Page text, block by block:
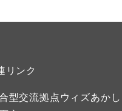
リンク
型交流拠点ウィズあかし